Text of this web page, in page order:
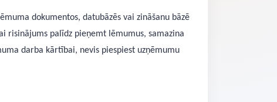
dokumentos, datubāzēs vai zināšanu bāzē
risinājums palīdz pieņemt lēmumus, samazina
darba kārtībai, nevis piespiest uzņēmumu